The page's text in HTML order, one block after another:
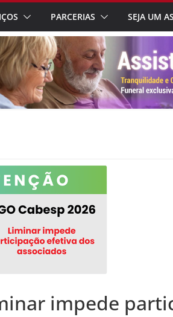
PARCERIAS SEJA UM
impede